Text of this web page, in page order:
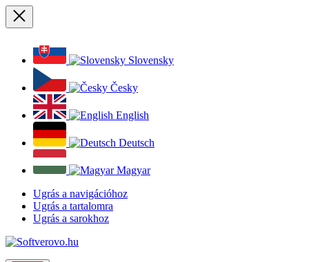
Bezárás
Slovensky
Česky
English
Deutsch
Magyar
Ugrás a navigációhoz
Ugrás a tartalomra
Ugrás a sarokhoz